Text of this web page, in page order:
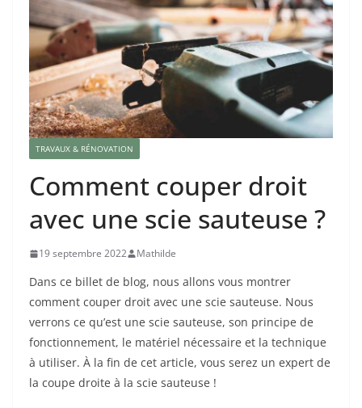
TRAVAUX & RÉNOVATION
Comment couper droit
avec une scie sauteuse ?
19 septembre 2022 Mathilde
Dans ce billet de blog, nous allons vous montrer
comment couper droit avec une scie sauteuse. Nous
verrons ce qu’est une scie sauteuse, son principe de
fonctionnement, le matériel nécessaire et la technique
à utiliser. À la fin de cet article, vous serez un expert de
la coupe droite à la scie sauteuse !